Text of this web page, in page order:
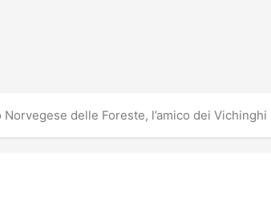
Norvegese delle Foreste, l’amico dei Vichinghi